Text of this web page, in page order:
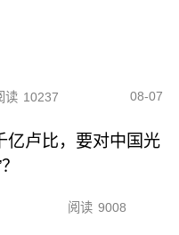
读 10237 08-07
亿卢比，要对中国光
阅读 9008